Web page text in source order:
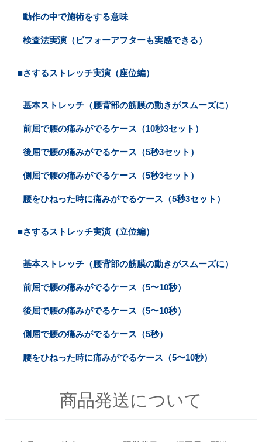
動作の中で施術をする意味
検査法実演（ビフォーアフターも実感できる）
■さするストレッチ実演（座位編）
基本ストレッチ（腰背部の筋膜の動きがスムーズに）
前屈で腰の痛みがでるケース（10秒3セット）
後屈で腰の痛みがでるケース（5秒3セット）
側屈で腰の痛みがでるケース（5秒3セット）
腰をひねった時に痛みがでるケース（5秒3セット）
■さするストレッチ実演（立位編）
基本ストレッチ（腰背部の筋膜の動きがスムーズに）
前屈で腰の痛みがでるケース（5〜10秒）
後屈で腰の痛みがでるケース（5〜10秒）
側屈で腰の痛みがでるケース（5秒）
腰をひねった時に痛みがでるケース（5〜10秒）
商品発送について